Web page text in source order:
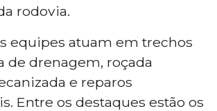
rodovia.
equipes atuam em trechos
de drenagem, roçada
e reparos
Entre os destaques estão os